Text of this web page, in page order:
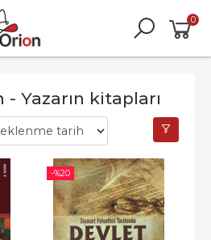
0
- Yazarın kitapları
-%20